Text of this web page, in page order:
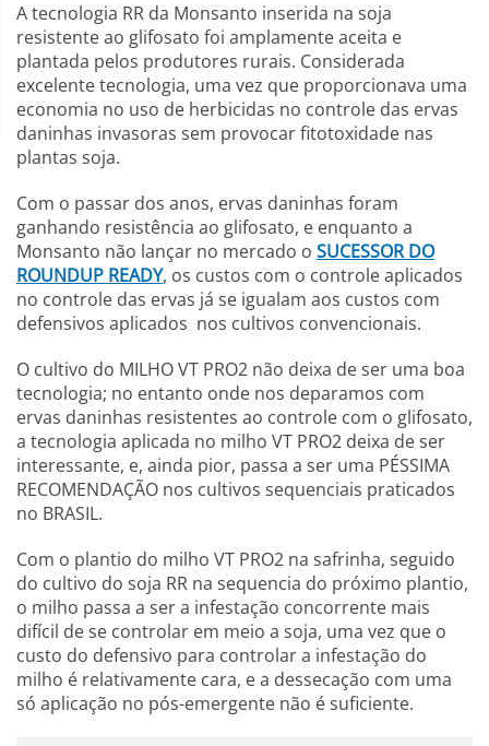
A tecnologia RR da Monsanto inserida na soja
resistente ao glifosato foi amplamente aceita e
plantada pelos produtores rurais. Considerada
excelente tecnologia, uma vez que proporcionava uma
economia no uso de herbicidas no controle das ervas
daninhas invasoras sem provocar fitotoxidade nas
plantas soja.
Com o passar dos anos, ervas daninhas foram
ganhando resistência ao glifosato, e enquanto a
Monsanto não lançar no mercado o SUCESSOR DO
ROUNDUP READY, os custos com o controle aplicados
no controle das ervas já se igualam aos custos com
defensivos aplicados nos cultivos convencionais.
O cultivo do MILHO VT PRO2 não deixa de ser uma boa
tecnologia; no entanto onde nos deparamos com
ervas daninhas resistentes ao controle com o glifosato,
a tecnologia aplicada no milho VT PRO2 deixa de ser
interessante, e, ainda pior, passa a ser uma PÉSSIMA
RECOMENDAÇÃO nos cultivos sequenciais praticados
no BRASIL.
Com o plantio do milho VT PRO2 na safrinha, seguido
do cultivo do soja RR na sequencia do próximo plantio,
o milho passa a ser a infestação concorrente mais
difícil de se controlar em meio a soja, uma vez que o
custo do defensivo para controlar a infestação do
milho é relativamente cara, e a dessecação com uma
só aplicação no pós-emergente não é suficiente.